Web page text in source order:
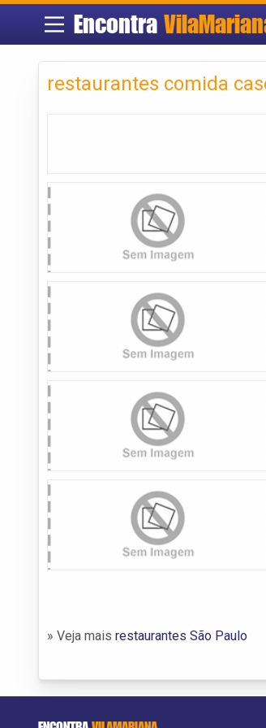
Encontra
restaurantes comida
» Veja mais restaurantes São Paulo